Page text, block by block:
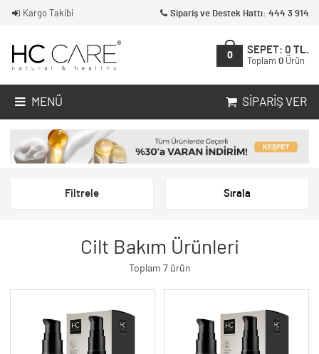
Kargo Takibi Sipariş ve Destek Hattı: 444 3 914
0
SEPET: 0 TL.
Toplam 0 Ürün
MENÜ SIPARIŞ VER
Filtrele Sırala
Cilt Bakım Ürünleri
Toplam 7 ürün